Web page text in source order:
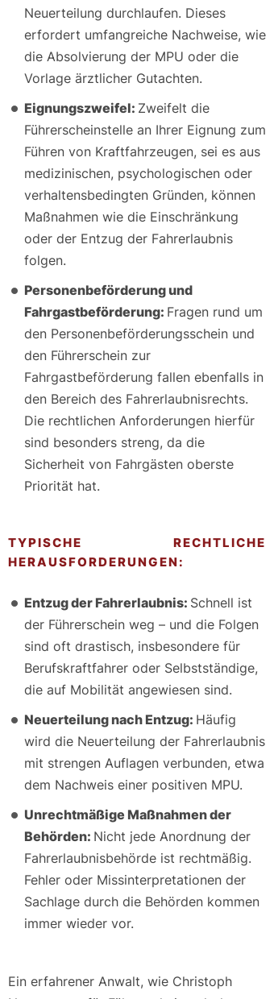
Neuerteilung durchlaufen. Dieses
erfordert umfangreiche Nachweise, wie
die Absolvierung der MPU oder die
Vorlage ärztlicher Gutachten.
Eignungszweifel: Zweifelt die
Führerscheinstelle an Ihrer Eignung zum
Führen von Kraftfahrzeugen, sei es aus
medizinischen, psychologischen oder
verhaltensbedingten Gründen, können
Maßnahmen wie die Einschränkung
oder der Entzug der Fahrerlaubnis
folgen.
Personenbeförderung und
Fahrgastbeförderung: Fragen rund um
den Personenbeförderungsschein und
den Führerschein zur
Fahrgastbeförderung fallen ebenfalls in
den Bereich des Fahrerlaubnisrechts.
Die rechtlichen Anforderungen hierfür
sind besonders streng, da die
Sicherheit von Fahrgästen oberste
Priorität hat.
TYPISCHE RECHTLICHE
HERAUSFORDERUNGEN:
Entzug der Fahrerlaubnis: Schnell ist
der Führerschein weg – und die Folgen
sind oft drastisch, insbesondere für
Berufskraftfahrer oder Selbstständige,
die auf Mobilität angewiesen sind.
Neuerteilung nach Entzug: Häufig
wird die Neuerteilung der Fahrerlaubnis
mit strengen Auflagen verbunden, etwa
dem Nachweis einer positiven MPU.
Unrechtmäßige Maßnahmen der
Behörden: Nicht jede Anordnung der
Fahrerlaubnisbehörde ist rechtmäßig.
Fehler oder Missinterpretationen der
Sachlage durch die Behörden kommen
immer wieder vor.
Ein erfahrener Anwalt, wie Christoph